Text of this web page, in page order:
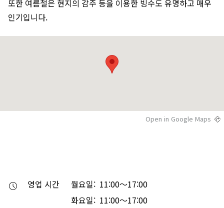
또한 여름철은 현지의 감주 등을 이용한 빙수도 유명하고 매우
인기입니다.
Open in Google Maps
영업 시간
월요일: 11:00～17:00
화요일: 11:00～17:00